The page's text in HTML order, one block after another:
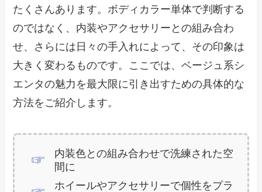
たくさんあります。ボディカラー単体で判断する
のではなく、内装やアクセサリーとの組み合わ
せ、さらには日々の手入れによって、その印象は
大きく変わるものです。ここでは、ベージュ系シ
エンタの魅力を最大限に引き出すための具体的な
方法をご紹介します。
内装色との組み合わせで洗練された空
間に
ホイールやアクセサリーで個性をプラ